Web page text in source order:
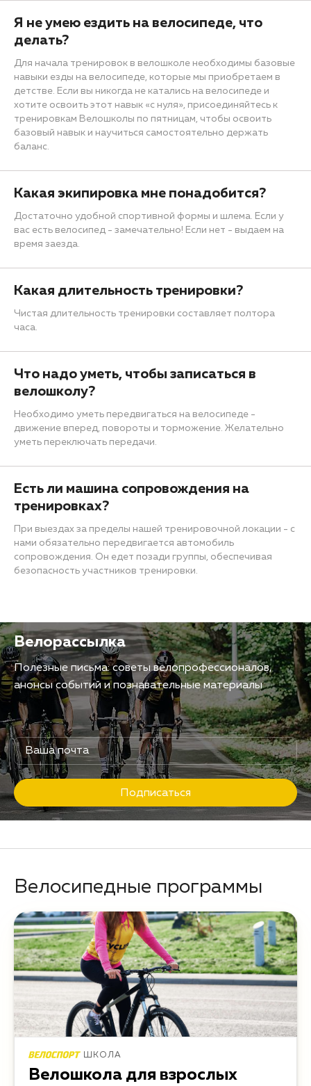
Я не умею ездить на велосипеде, что
делать?
Для начала тренировок в велошколе необходимы базовые
навыки езды на велосипеде, которые мы приобретаем в
детстве. Если вы никогда не катались на велосипеде и
хотите освоить этот навык «с нуля», присоединяйтесь к
тренировкам Велошколы по пятницам, чтобы освоить
базовый навык и научиться самостоятельно держать
баланс.
Какая экипировка мне понадобится?
Достаточно удобной спортивной формы и шлема. Если у
вас есть велосипед - замечательно! Если нет - выдаем на
время заезда.
Какая длительность тренировки?
Чистая длительность тренировки составляет полтора
часа.
Что надо уметь, чтобы записаться в
велошколу?
Необходимо уметь передвигаться на велосипеде -
движение вперед, повороты и торможение. Желательно
уметь переключать передачи.
Есть ли машина сопровождения на
тренировках?
При выездах за пределы нашей тренировочной локации - с
нами обязательно передвигается автомобиль
сопровождения. Он едет позади группы, обеспечивая
безопасность участников тренировки.
Велорассылка
Полезные письма: советы велопрофессионалов,
анонсы событий и познавательные материалы
Подписаться
Велосипедные программы
ШКОЛА
Велошкола для взрослых